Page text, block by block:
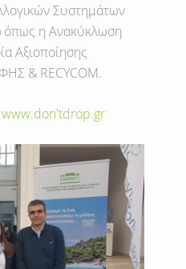
Συστημάτων
όπως η Ανακύκλωση
Αξιοποίησης
& RECYCOM.
www.don'tdrop.gr